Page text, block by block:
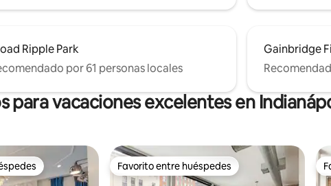
Ripple Park
por 61 personas locales
Gainbridge
para vacaciones excelentes en
preferido Favorito entre huéspedes
Favorito entre huéspedes